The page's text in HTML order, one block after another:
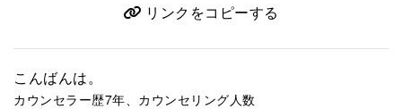
リンクをコピーする
こんばんは。
カウンセラー歴7年、カウンセリング人数